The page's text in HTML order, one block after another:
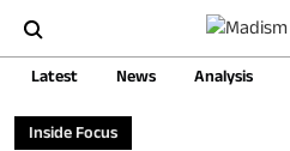
Latest News Analysis
Inside Focus